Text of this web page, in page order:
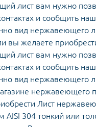
лист вам нужно
и сообщить
вид нержавеющего
вы желаете
лист вам нужно
и сообщить
вид нержавеющего
нержавеющего
Лист
AISI 304 тонкий или